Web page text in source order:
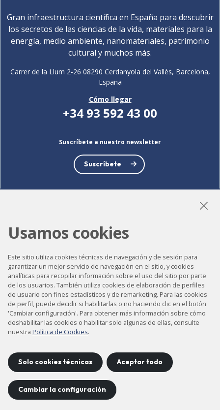
Gran infraestructura científica en España para descubrir
los secretos de las ciencias de la vida, materiales para la
energía, medio ambiente, nanomateriales, patrimonio
cultural y muchos más.
Carrer de la Llum 2-26 08290 Cerdanyola del Vallès, Barcelona,
España
Cómo llegar
+34 93 592 43 00
Suscríbete a nuestro newsletter
Suscríbete
Accesibilidad
Contacto
Aviso legal
Política de privacidad
Política de cookies
Mapa del sitio
© 2026CELLS
Usamos cookies
Este sitio utiliza cookies técnicas de navegación y de sesión para
garantizar un mejor servicio de navegación en el sitio, y cookies
analíticas para recopilar información sobre el uso del sitio por parte
de los usuarios. También utiliza cookies de elaboración de perfiles
de usuario con fines estadísticos y de remarketing. Para las cookies
de perfil, puede decidir si habilitarlas o no haciendo clic en el botón
'Cambiar configuración'. Para obtener más información sobre cómo
deshabilitar las cookies o habilitar solo algunas de ellas, consulte
nuestra Política de Cookies.
Solo cookies técnicas Aceptar todo
Cambiar la configuración